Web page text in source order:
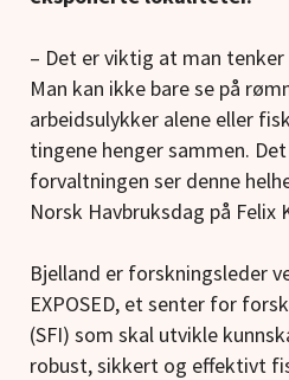
– Det er viktig at man
Man kan ikke bare se på
arbeidsulykker alene eller
tingene henger sammen.
forvaltningen ser denne
Norsk Havbruksdag på Felix
Bjelland er forskningsleder
EXPOSED, et senter for
(SFI) som skal utvikle
robust, sikkert og effektivt